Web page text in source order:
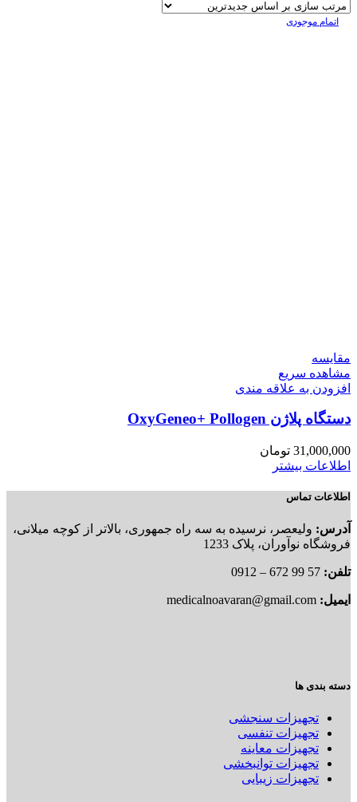
اتمام موجودی
مقایسه
مشاهده سریع
افزودن به علاقه مندی
دستگاه پلاژن OxyGeneo+ Pollogen
31,000,000 تومان
اطلاعات بیشتر
اطلاعات تماس
آدرس: ولیعصر، نرسیده به سه راه جمهوری، بالاتر از کوچه میلانی،
فروشگاه نوآوران، پلاک 1233
تلفن: 57 99 672 – 0912
ایمیل:
دسته بندی ها
تجهیزات سنجشی
تجهیزات تنفسی
تجهیزات معاینه
تجهیزات توانبخشی
تجهیزات زیبایی